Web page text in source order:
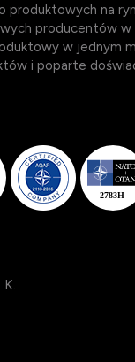
produktowych na
producentów w
w jednym
i poparte
K.